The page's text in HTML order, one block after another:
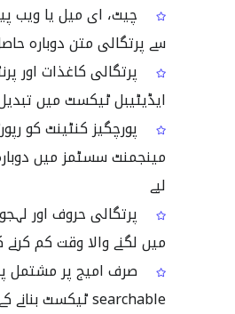
چیٹ، ای میل یا ویب
سے پرتگالی متن دوبارہ
پرتگالی کاغذات اور
ایڈیٹیبل ٹیکسٹ میں تبدیل
پورچگیز کنٹینٹ کو
مینجمنٹ سسٹمز میں
لیے
پرتگالی حروف اور
میں لگنے والا وقت کم کرنے
صرف امیج پر مشتمل
searchable ٹیکسٹ بنانے کے لیے